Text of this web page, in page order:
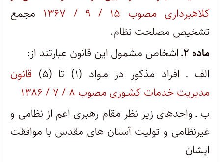
کلاهبرداری مصوب ۱۵ / ۹ / ۱۳۶۷
مجمع
تشخیص مصلحت نظام.
ماده ۲ـ
اشخاص مشمول این قانون عبارتند از:
الف ـ افراد مذکور در مـواد (۱) تا (۵)
قانون
مدیریت خدمات کشـوری مصوب ۸ / ۷ / ۱۳۸۶
ب ـ واحدهای زیر نظر مقام رهبری اعم از نظامی و
غیرنظامی و تولیت آستان های مقدس با موافقت
ایشان